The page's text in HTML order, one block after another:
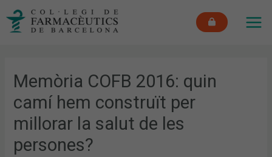
Memòria COFB 2016: quin
camí hem construït per
millorar la salut de les
persones?